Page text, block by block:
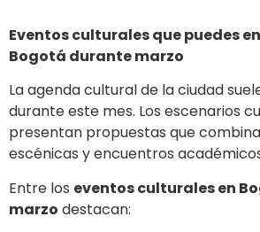
Eventos culturales que puedes
Bogotá durante marzo
La agenda cultural de la ciudad
durante este mes. Los escenarios
presentan propuestas que
escénicas y encuentros
Entre los eventos culturales en
marzo destacan: